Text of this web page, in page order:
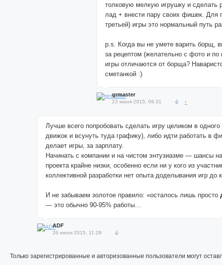
толковую мелкую игрушку и сделать
лад + внести пару своих фишек. Для
третьей) игры это нормальный путь
p.s. Когда вы не умете варить борщ,
за рецептом (желательно с фото и
игры отличаются от борща?
сметанкой :)
grmaster
23 июня 2015, 09:31 ↑
Лучше всего попробовать сделать игру целиком в
движок и всунуть туда графику), либо идти работать в
делает игры, за зарплату.
Начинать с компании и на чистом энтузиазме — шансы
проекта крайне низки, особенно если ни у кого из
коллективной разработки нет опыта доделывания игр до
И не забываем золотое правило: «осталось лишь просто
— это обычно 90-95% работы…
ADF
26 июня 2015, 11:28
Только зарегистрированные и авторизованные пользователи могут